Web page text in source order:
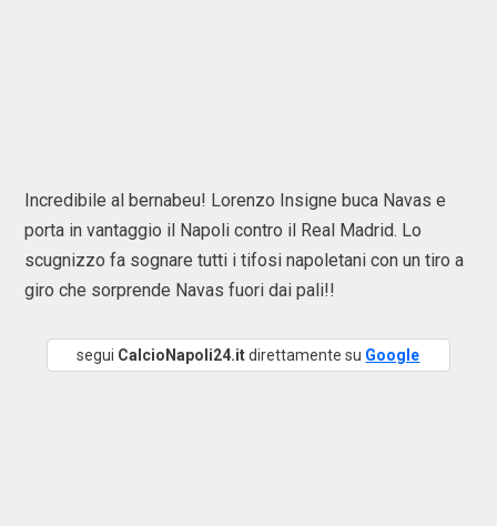
Incredibile al bernabeu! Lorenzo Insigne buca Navas e
porta in vantaggio il Napoli contro il Real Madrid. Lo
scugnizzo fa sognare tutti i tifosi napoletani con un tiro a
giro che sorprende Navas fuori dai pali!!
segui CalcioNapoli24.itdirettamente su Google